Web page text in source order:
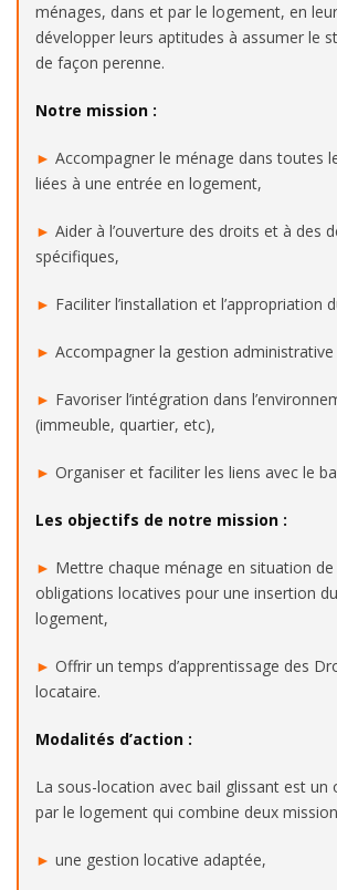
ménages, dans et par le logement, en
développer leurs aptitudes à assumer le
de façon perenne.
Notre mission :
► Accompagner le ménage dans toutes
liées à une entrée en logement,
► Aider à l’ouverture des droits et à des
spécifiques,
► Faciliter l’installation et l’appropriation
► Accompagner la gestion
► Favoriser l’intégration dans
(immeuble, quartier, etc),
► Organiser et faciliter les liens avec le
Les objectifs de notre mission :
► Mettre chaque ménage en situation
obligations locatives pour une insertion
logement,
► Offrir un temps d’apprentissage des
locataire.
Modalités d’action :
La sous-location avec bail glissant est un
par le logement qui combine deux
► une gestion locative adaptée,